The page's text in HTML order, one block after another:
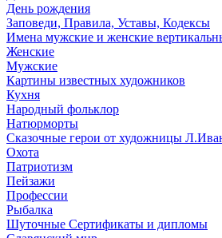
День рождения
Заповеди, Правила, Уставы, Кодексы
Имена мужские и женские
Женские
Мужские
Картины известных художников
Кухня
Народный фольклор
Натюрморты
Сказочные герои от художницы
Охота
Патриотизм
Пейзажи
Профессии
Рыбалка
Шуточные Сертификаты и дипломы